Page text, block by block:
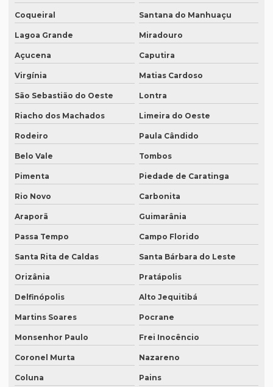
Qual o valor de tradução por página?
Qual é o valor de um artigo científico
Quando eu preciso de uma tradução juramentada?
Quanto custa a diária tradução simultânea
Quanto custa a diária de um intérprete simultâneo
Quanto custa equipamento de tradução simultânea
Quanto custa para fazer uma tradução juramentada
Quanto custa tradução juramentada alemão
Quanto custa tradução juramentada espanhol
Quanto custa tradução juramentada ingles
Quanto custa tradução por palavra
Quanto custa a tradução de um manual técnico?
Quanto custa traduzir para alemão
Quanto custa traduzir documentos
Quanto custa traduzir um livro
Quanto custa um tradutor juramentado
Coqueiral Santana do Manhuaçu
Lagoa Grande Miradouro
Açucena Caputira
Virgínia Matias Cardoso
São Sebastião do Oeste Lontra
Riacho dos Machados Limeira do Oeste
Rodeiro Paula Cândido
Belo Vale Tombos
Pimenta Piedade de Caratinga
Rio Novo Carbonita
Araporã Guimarânia
Passa Tempo Campo Florido
Santa Rita de Caldas Santa Bárbara do Leste
Orizânia Pratápolis
Delfinópolis Alto Jequitibá
Martins Soares Pocrane
Monsenhor Paulo Frei Inocêncio
Coronel Murta Nazareno
Coluna Pains